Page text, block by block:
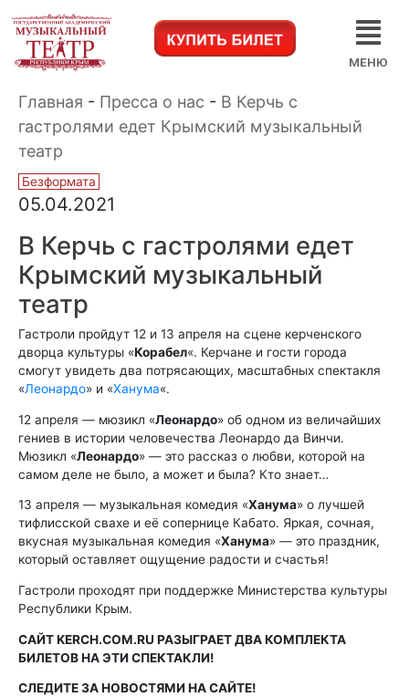
МЕНЮ
Главная - Пресса о нас - В Керчь с
гастролями едет Крымский музыкальный
театр
Безформата
05.04.2021
В Керчь с гастролями едет
Крымский музыкальный
театр
Гастроли пройдут 12 и 13 апреля на сцене керченского
дворца культуры «Корабел«. Керчане и гости города
смогут увидеть два потрясающих, масштабных спектакля
«Леонардо» и «Ханума«.
12 апреля — мюзикл «Леонардо» об одном из величайших
гениев в истории человечества Леонардо да Винчи.
Мюзикл «Леонардо» — это рассказ о любви, которой на
самом деле не было, а может и была? Кто знает…
13 апреля — музыкальная комедия «Ханума» о лучшей
тифлисской свахе и её сопернице Кабато. Яркая, сочная,
вкусная музыкальная комедия «Ханума» — это праздник,
который оставляет ощущение радости и счастья!
Гастроли проходят при поддержке Министерства культуры
Республики Крым.
САЙТ KERCH.COM.RU РАЗЫГРАЕТ ДВА КОМПЛЕКТА
БИЛЕТОВ НА ЭТИ СПЕКТАКЛИ!
СЛЕДИТЕ ЗА НОВОСТЯМИ НА САЙТЕ!